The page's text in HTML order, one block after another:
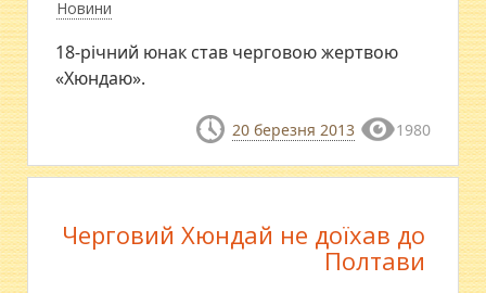
Новини
18-річний юнак став черговою жертвою
«Хюндаю».
20 березня 2013 1980
Черговий Хюндай не доїхав до
Полтави